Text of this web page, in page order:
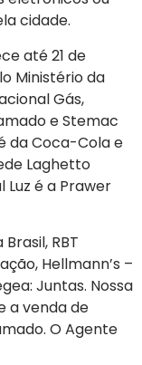
cidade.
até 21 de
Ministério da
Gás,
e Stemac
da Coca-Cola e
Laghetto
Luz é a Prawer
RBT
Hellmann’s –
Juntas. Nossa
a venda de
O Agente